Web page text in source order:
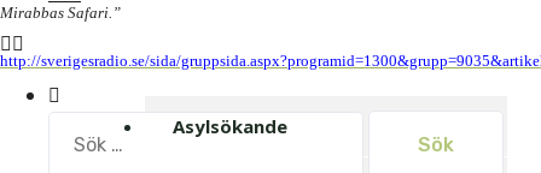
efter:
Mirabbas Safari.”
http://sverigesradio.se/sida/
Asylsökande